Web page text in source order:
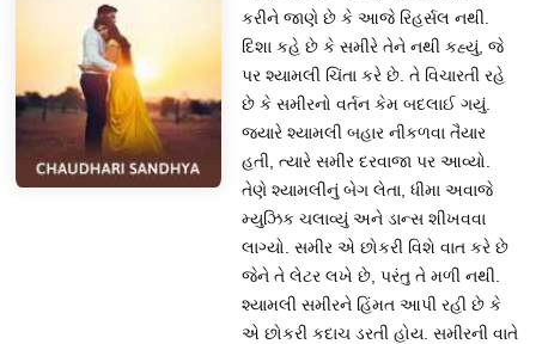
કરીને જાણે છે કે આજે રિહર્સલ નથી.
દિશા કહે છે કે સમીરે તેને નથી કહ્યું, જે
પર શ્યામલી ચિંતા કરે છે. તે વિચારતી રહે
છે કે સમીરનો વર્તન કેમ બદલાઈ ગયું.
જ્યારે શ્યામલી બહાર નીકળવા તૈયાર
હતી, ત્યારે સમીર દરવાજા પર આવ્યો.
તેણે શ્યામલીનું બેગ લેતા, ધીમા અવાજે
મ્યુઝિક ચલાવ્યું અને ડાન્સ શીખવવા
લાગ્યો. સમીર એ છોકરી વિશે વાત કરે છે
જેને તે લેટર લખે છે, પરંતુ તે મળી નથી.
શ્યામલી સમીરને હિંમત આપી રહી છે કે
એ છોકરી કદાચ ડરતી હોય. સમીરની વાતે